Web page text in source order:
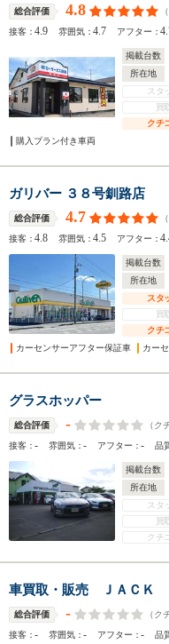
総合評価 4.8
接客：4.9 雰囲気：4.7 アフター：
掲載台数
所在地
スタ
買
クチ
購入プラン付き車両
ガリバー ３８号釧路店
総合評価 4.7
接客：4.8 雰囲気：4.5 アフター：
掲載台数
所在地
スタ
買
クチ
カーセンサーアフター保証車
カー
グラスホッパー
総合評価 - （ク
接客：- 雰囲気：- アフター：- 品
掲載台数
所在地
スタ
買
クチ
車買取・販売 ＪＡＣＫ
総合評価 - （ク
接客：- 雰囲気：- アフター：- 品